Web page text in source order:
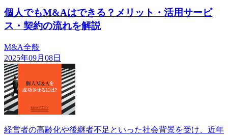
個人でもM&Aはできる？メリット・活用サービ
ス・契約の流れを解説
M&A全般
2025年09月08日
経営者の高齢化や後継者不足といった社会背景を受け、近年